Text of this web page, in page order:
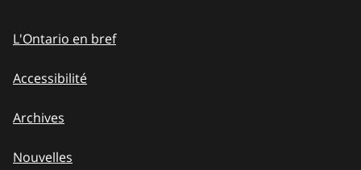
L'Ontario en bref
Accessibilité
Archives
Nouvelles